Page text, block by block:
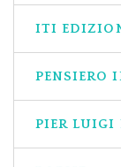
ITI
PENSIERO
PIER LUIGI